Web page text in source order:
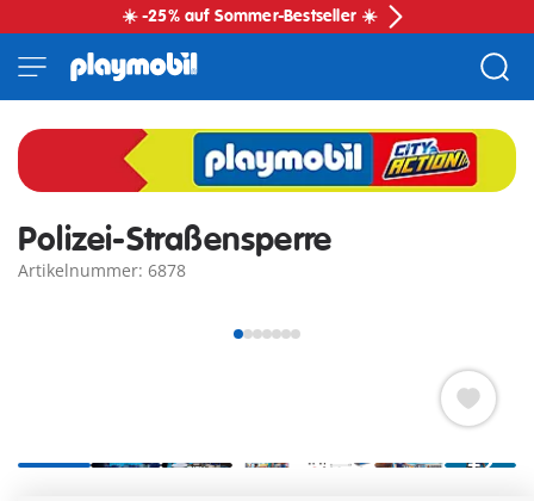
☀️ -25% auf Sommer-Bestseller ☀️
Polizei-Straßensperre
Artikelnummer: 6878
+2